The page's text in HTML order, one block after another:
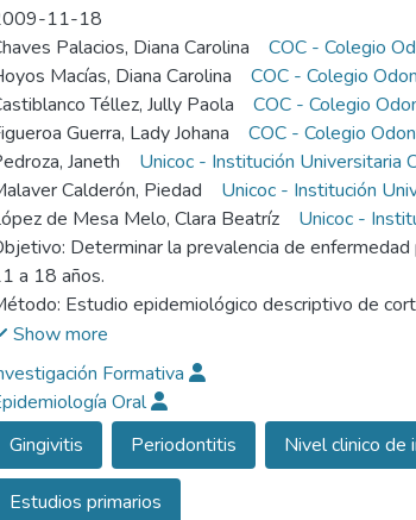
11-18
Palacios, Diana Carolina
COC - Colegio
Macías, Diana Carolina
COC - Colegio
Téllez, Jully Paola
COC - Colegio
Guerra, Lady Johana
COC - Colegio
Janeth Unicoc - Institución Universitaria
Calderón, Piedad
Unicoc - Institución
de Mesa Melo, Clara Beatríz
Unicoc -
Determinar la prevalencia de
a 18 años.
Estudio epidemiológico descriptivo de
con una mediana de edad de 14
Institución Educativa Departamental Rural Rio
de datos para ser diligenciado en el
prueba de Kappa para que todos los
Resultados: Se evaluaron un total de 23196
sondaje periodontal (SP), margen gingival
periodontal en la población de estudio fue de
Show more
Formativa
Oral
Gingivitis Periodontitis Nivel clinico de
Estudios primarios